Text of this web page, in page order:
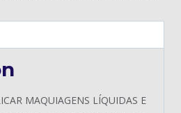
MAQUIAGENS LÍQUIDAS E